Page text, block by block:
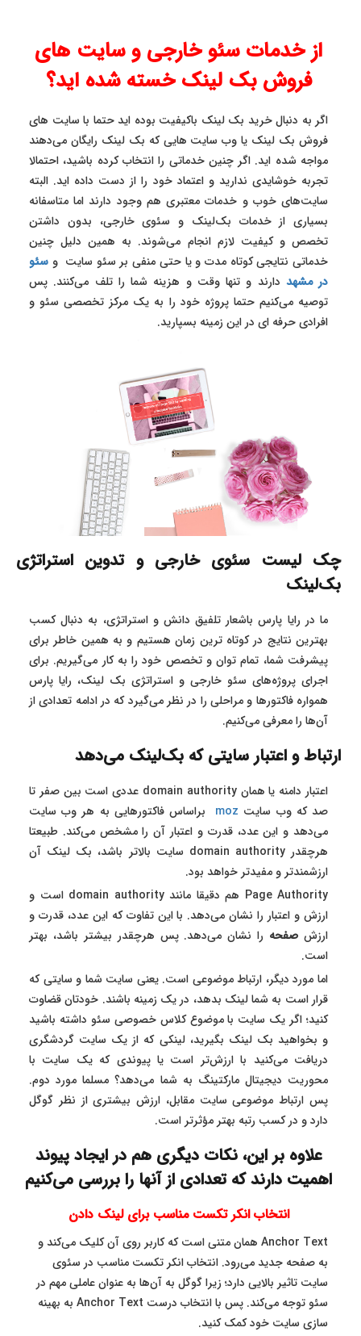
از خدمات سئو خارجی و سایت های
فروش بک لینک خسته شده اید؟
اگر به دنبال خرید بک لینک باکیفیت بوده اید حتما با سایت های
فروش بک لینک یا وب سایت هایی که بک لینک رایگان می‌دهند
مواجه شده اید. اگر چنین خدماتی را انتخاب کرده باشید، احتمالا
تجربه خوشایدی ندارید و اعتماد خود را از دست داده اید. البته
سایت‌های خوب و خدمات معتبری هم وجود دارند اما متاسفانه
بسیاری از خدمات بک‌لینک و سئوی خارجی، بدون داشتن
تخصص و کیفیت لازم انجام می‌شوند. به همین دلیل چنین
خدماتی نتایجی کوتاه مدت و یا حتی منفی بر سئو سایت و سئو
در مشهد دارند و تنها وقت و هزینه شما را تلف می‌کنند. پس
توصیه می‌کنیم حتما پروژه خود را به یک مرکز تخصصی سئو و
افرادی حرفه ای در این زمینه بسپارید.
چک لیست سئوی خارجی و تدوین استراتژی
بک‌لینک
ما در رایا پارس باشعار تلفیق دانش و استراتژی، به دنبال کسب
بهترین نتایج در کوتاه ‌ترین زمان هستیم و به همین خاطر برای
پیشرفت شما، تمام توان و تخصص خود را به کار می‌گیریم. برای
اجرای پروژه‌های سئو خارجی و استراتژی بک لینک، رایا پارس
همواره فاکتورها و مراحلی را در نظر می‌گیرد که در ادامه تعدادی از
آن‌ها را معرفی می‌کنیم.
ارتباط و اعتبار سایتی که بک‌لینک می‌دهد
اعتبار دامنه یا همان domain authority عددی است بین صفر تا
صد که وب سایت moz براساس فاکتورهایی به هر وب سایت
می‌دهد و این عدد، قدرت و اعتبار آن‌ را مشخص می‌کند. طبیعتا
هرچقدر domain authority سایت بالاتر باشد، بک لینک آن
ارزشمندتر و مفیدتر خواهد بود.
Page Authority هم دقیقا مانند domain authority است و
ارزش و اعتبار را نشان می‌دهد. با این تفاوت که این عدد، قدرت و
ارزش صفحه را نشان می‌دهد. پس هرچقدر بیشتر باشد، بهتر
است.
اما مورد دیگر، ارتباط موضوعی است. یعنی سایت شما و سایتی که
قرار است به شما لینک بدهد، در یک زمینه باشند. خودتان قضاوت
کنید؛ اگر یک سایت با موضوع کلاس خصوصی سئو داشته باشید
و بخواهید بک لینک بگیرید، لینکی که از یک سایت گردشگری
دریافت می‌کنید با ارزش‌تر است یا پیوندی که یک سایت با
محوریت دیجیتال مارکتینگ به شما می‌دهد؟ مسلما مورد دوم.
پس ارتباط موضوعی سایت مقابل، ارزش بیشتری از نظر گوگل
دارد و در کسب رتبه بهتر مؤثرتر است.
علاوه بر این، نکات دیگری هم در ایجاد پیوند
اهمیت دارند که تعدادی از آنها را بررسی می‌کنیم
انتخاب انکر تکست مناسب برای لینک دادن
Anchor Text همان متنی است که کاربر روی آن کلیک می‌کند و
به صفحه جدید می‌رود. انتخاب انکر تکست مناسب در سئوی
سایت تاثیر بالایی دارد؛ زیرا گوگل به آن‌ها به عنوان عاملی مهم در
سئو توجه می‌کند. پس با انتخاب درست Anchor Text به بهینه
سازی سایت خود کمک کنید.